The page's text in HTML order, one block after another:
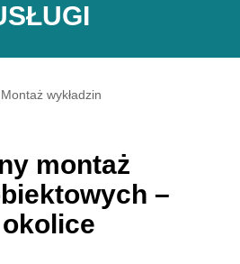
Montaż wykładzin
montaż
–